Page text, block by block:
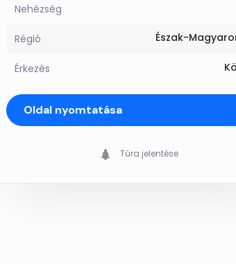
Nehézség
Régió Észak-
Érkezés
Oldal nyomtatása
Túra jelentése